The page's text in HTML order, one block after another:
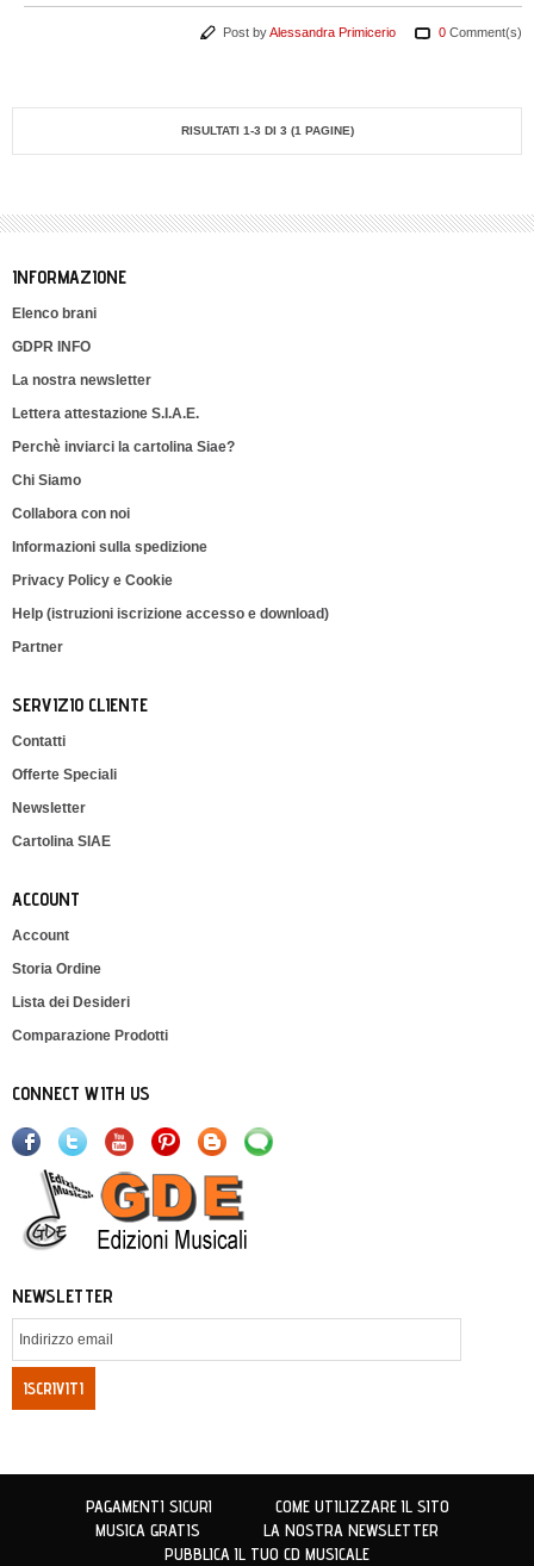
Post byAlessandra Primicerio 0 Comment(s)
RISULTATI 1-3 DI 3 (1 PAGINE)
INFORMAZIONE
Elenco brani
GDPR INFO
La nostra newsletter
Lettera attestazione S.I.A.E.
Perchè inviarci la cartolina Siae?
Chi Siamo
Collabora con noi
Informazioni sulla spedizione
Privacy Policy e Cookie
Help (istruzioni iscrizione accesso e download)
Partner
SERVIZIO CLIENTE
Contatti
Offerte Speciali
Newsletter
Cartolina SIAE
ACCOUNT
Account
Storia Ordine
Lista dei Desideri
Comparazione Prodotti
CONNECT WITH US
NEWSLETTER
ISCRIVITI
PAGAMENTI SICURI
COME UTILIZZARE IL SITO
MUSICA GRATIS
LA NOSTRA NEWSLETTER
PUBBLICA IL TUO CD MUSICALE